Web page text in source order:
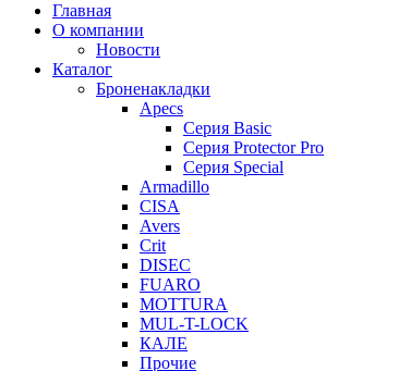
Главная
О компании
Новости
Каталог
Броненакладки
Apecs
Серия Basic
Серия Protector Pro
Серия Special
Armadillo
CISA
Avers
Crit
DISEC
FUARO
MOTTURA
MUL-T-LOCK
КАЛЕ
Прочие